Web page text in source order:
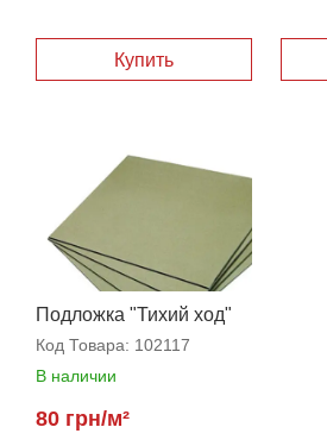
Купить
Подложка "Тихий ход"
3,5 мм
Код Товара: 102117
В наличии
80 грн/м²